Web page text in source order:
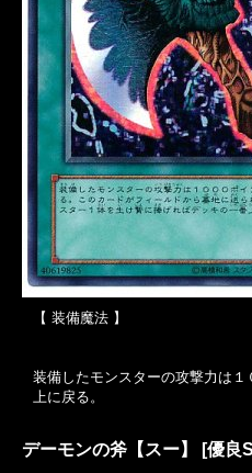
【 装備魔法 】
装備したモンスターの攻撃力は
上に戻る。
デーモンの斧【スー】 [優良